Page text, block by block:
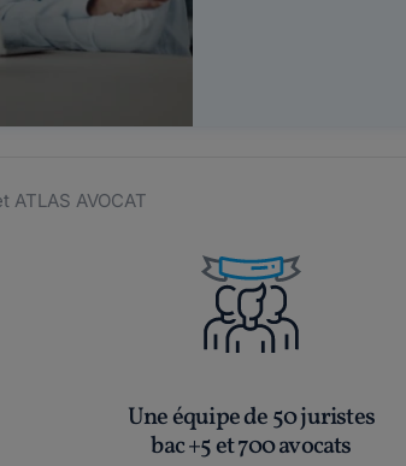
ATLAS AVOCAT
Une équipe de 50 juristes
bac +5 et 700 avocats